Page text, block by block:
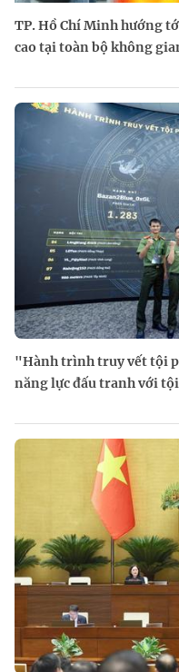
TP. Hồ Chí Minh hướng
cao tại toàn bộ không
"Hành trình truy vết tội
năng lực đấu tranh với